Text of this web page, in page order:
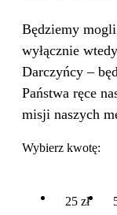
Będziemy
wyłącznie
Darczyńcy –
Państwa ręce
misji naszych
Wybierz kwotę:
25 zł